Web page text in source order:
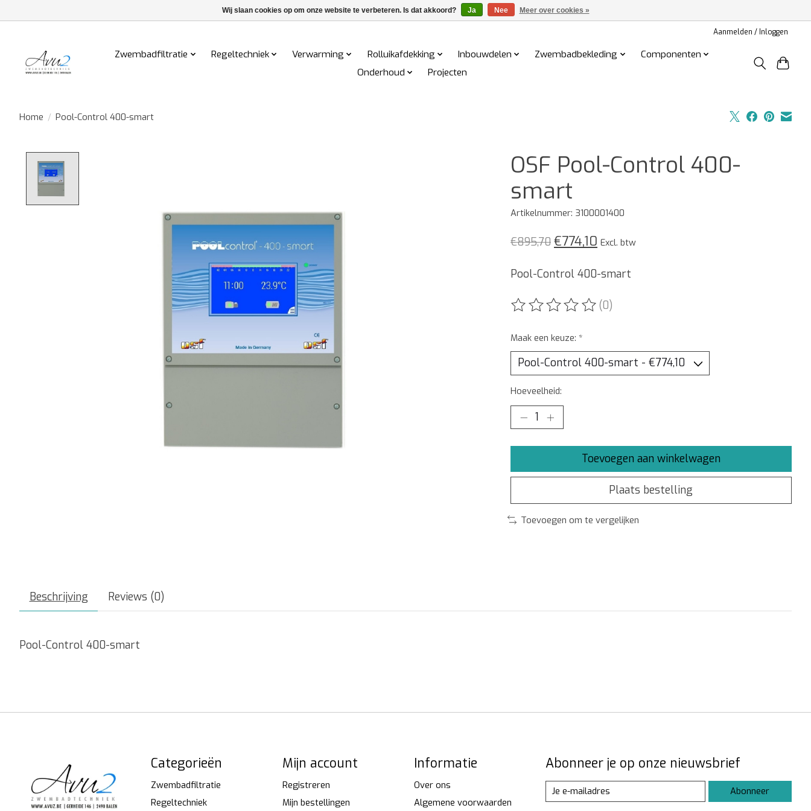
Aanmelden / Inloggen
Zwembadfiltratie Regeltechniek Verwarming Rolluikafdekking Inbouwdelen Zwembadbekleding
Componenten
Onderhoud
Projecten
Home / Pool-Control 400-smart
OSF Pool-Control 400-
smart
Artikelnummer: 3100001400
€895,70 €774,10 Excl. btw
Pool-Control 400-smart
De beoordeling van dit product is
(0)
Maak een keuze: *
Hoeveelheid:
Toevoegen aan winkelwagen
Plaats bestelling
Toevoegen om te vergelijken
Beschrijving Reviews (0)
Pool-Control 400-smart
Categorieën
Zwembadfiltratie
Regeltechniek
Mijn account
Registreren
Mijn bestellingen
Informatie
Over ons
Algemene voorwaarden
Abonneer je op onze nieuwsbrief
Abonneer
Wij slaan cookies op om onze website te verbeteren. Is dat akkoord? Ja Nee Meer over cookies »